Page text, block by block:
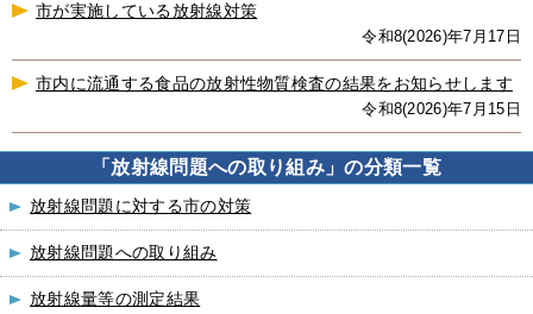
市が実施している放射線対策
令和8(2026)年7月17日
市内に流通する食品の放射性物質検査の結果をお知らせします
令和8(2026)年7月15日
「放射線問題への取り組み」の分類一覧
放射線問題に対する市の対策
放射線問題への取り組み
放射線量等の測定結果